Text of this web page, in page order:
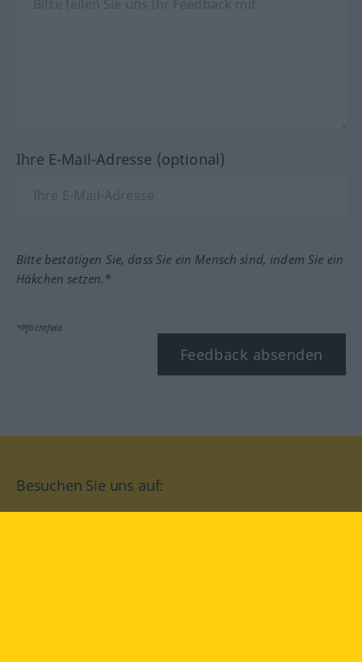
Ihre E-Mail-Adresse (optional)
Bitte bestätigen Sie, dass Sie ein Mensch sind, indem Sie ein
Häkchen setzen.*
*Pflichtfeld
Feedback absenden
Besuchen Sie uns auf: